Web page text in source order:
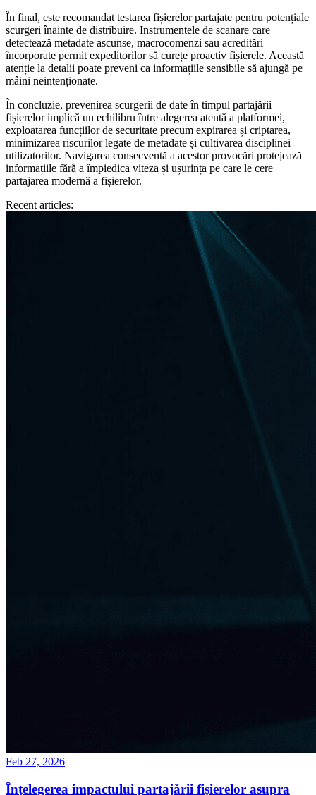
În final, este recomandat testarea fișierelor partajate pentru potențiale
scurgeri înainte de distribuire. Instrumentele de scanare care
detectează metadate ascunse, macrocomenzi sau acreditări
încorporate permit expeditorilor să curețe proactiv fișierele. Această
atenție la detalii poate preveni ca informațiile sensibile să ajungă pe
mâini neintenționate.
În concluzie, prevenirea scurgerii de date în timpul partajării
fișierelor implică un echilibru între alegerea atentă a platformei,
exploatarea funcțiilor de securitate precum expirarea și criptarea,
minimizarea riscurilor legate de metadate și cultivarea disciplinei
utilizatorilor. Navigarea consecventă a acestor provocări protejează
informațiile fără a împiedica viteza și ușurința pe care le cere
partajarea modernă a fișierelor.
Recent articles:
Feb 27, 2026
Înțelegerea impactului partajării fișierelor asupra